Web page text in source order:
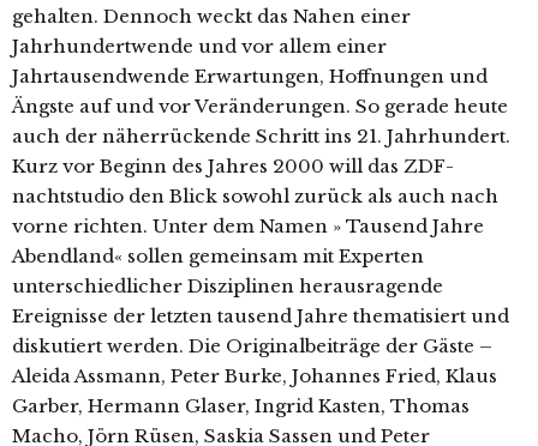
gehalten. Dennoch weckt das Nahen einer
Jahrhundertwende und vor allem einer
Jahrtausendwende Erwartungen, Hoffnungen und
Ängste auf und vor Veränderungen. So gerade heute
auch der näherrückende Schritt ins 21. Jahrhundert.
Kurz vor Beginn des Jahres 2000 will das ZDF-
nachtstudio den Blick sowohl zurück als auch nach
vorne richten. Unter dem Namen » Tausend Jahre
Abendland« sollen gemeinsam mit Experten
unterschiedlicher Disziplinen herausragende
Ereignisse der letzten tausend Jahre thematisiert und
diskutiert werden. Die Originalbeiträge der Gäste –
Aleida Assmann, Peter Burke, Johannes Fried, Klaus
Garber, Hermann Glaser, Ingrid Kasten, Thomas
Macho, Jörn Rüsen, Saskia Sassen und Peter